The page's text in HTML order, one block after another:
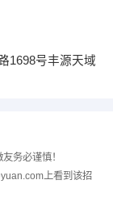
1698号丰源天域
务必谨慎！
上看到该招